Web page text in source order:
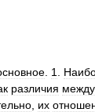
1
различия между
их